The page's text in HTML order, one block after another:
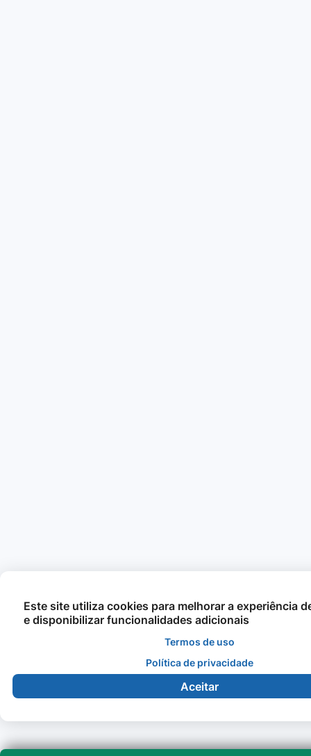
Este site utiliza cookies para melhorar a experiência
e disponibilizar funcionalidades adicionais
Termos de uso
Política de privacidade
Aceitar